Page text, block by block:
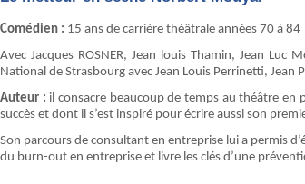
Comédien : 15 ans de carrière théâtrale années 70 à 84
Avec Jacques ROSNER, Jean louis Thamin, Jean Luc
National de Strasbourg avec Jean Louis Perrinetti, Jean
Auteur : il consacre beaucoup de temps au théâtre en
succès et dont il s’est inspiré pour écrire aussi son
Son parcours de consultant en entreprise lui a permis
du burn-out en entreprise et livre les clés d’une